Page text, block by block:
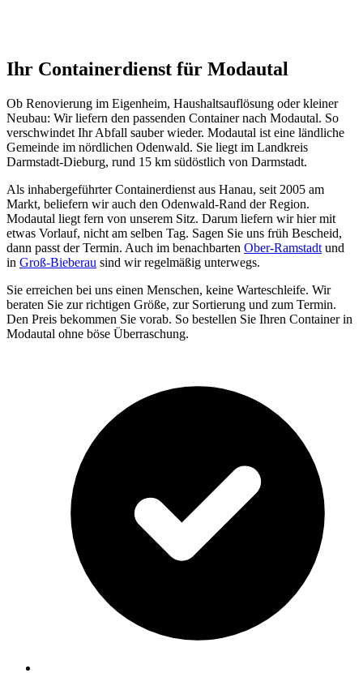
Ihr Containerdienst für Modautal
Ob Renovierung im Eigenheim, Haushaltsauflösung oder kleiner
Neubau: Wir liefern den passenden Container nach Modautal. So
verschwindet Ihr Abfall sauber wieder. Modautal ist eine ländliche
Gemeinde im nördlichen Odenwald. Sie liegt im Landkreis
Darmstadt-Dieburg, rund 15 km südöstlich von Darmstadt.
Als inhabergeführter Containerdienst aus Hanau, seit 2005 am
Markt, beliefern wir auch den Odenwald-Rand der Region.
Modautal liegt fern von unserem Sitz. Darum liefern wir hier mit
etwas Vorlauf, nicht am selben Tag. Sagen Sie uns früh Bescheid,
dann passt der Termin. Auch im benachbarten Ober-Ramstadt und
in Groß-Bieberau sind wir regelmäßig unterwegs.
Sie erreichen bei uns einen Menschen, keine Warteschleife. Wir
beraten Sie zur richtigen Größe, zur Sortierung und zum Termin.
Den Preis bekommen Sie vorab. So bestellen Sie Ihren Container in
Modautal ohne böse Überraschung.